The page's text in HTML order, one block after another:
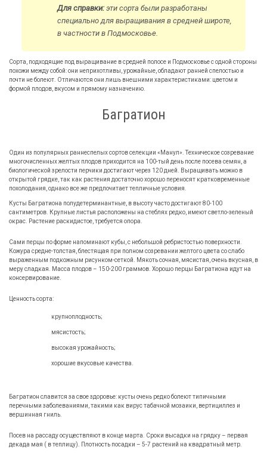
Для справки:эти сорта были разработаны
специально для выращивания в средней широте,
в частности в Подмосковье.
Сорта, подходящие под выращивание в средней полосе и Подмосковье с одной стороны
похожи между собой: они неприхотливы, урожайные, обладают ранней спелостью и
почти не болеют. Отличаются они лишь внешними характеристиками: цветом и
формой плодов, вкусом и прямому назначению.
Багратион
Один из популярных раннеспелых сортов селекции «Манул». Техническое созревание
многочисленных желтых плодов приходится на 100-тый день после посева семян, а
биологической зрелости перчики достигают через 120 дней. Выращивать можно в
открытой грядке, так как растения достаточно хорошо переносят кратковременные
похолодания, однако все же предпочитает тепличные условия.
Кусты Багратиона полудетерминантные, в высоту часто достигают 80-100
сантиметров. Крупные листья расположены на стеблях редко, имеют светло-зеленый
окрас. Растение раскидистое, требуется опора.
Сами перцы по форме напоминают кубы, с небольшой ребристостью поверхности.
Кожура средне-толстая, блестящая при полном созревании желтого цвета со слабо
выраженным подкожным рисунком-сеткой. Мякоть сочная, мясистая, очень вкусная, в
меру сладкая. Масса плодов – 150-200 граммов. Хорошо перцы Багратиона идут на
консервирование.
Ценность сорта:
крупноплодность;
мясистость;
высокая урожайность;
хорошие вкусовые качества.
Багратион славится за свое здоровье: кусты очень редко болеют типичными
перечными заболеваниями, такими как вирус табачной мозаики, вертициллез и
вершинная гниль.
Посев на рассаду осуществляют в конце марта. Сроки высадки на грядку – первая
декада мая ( в теплицу). Плотность посадки – 5-7 растений на квадратный метр.